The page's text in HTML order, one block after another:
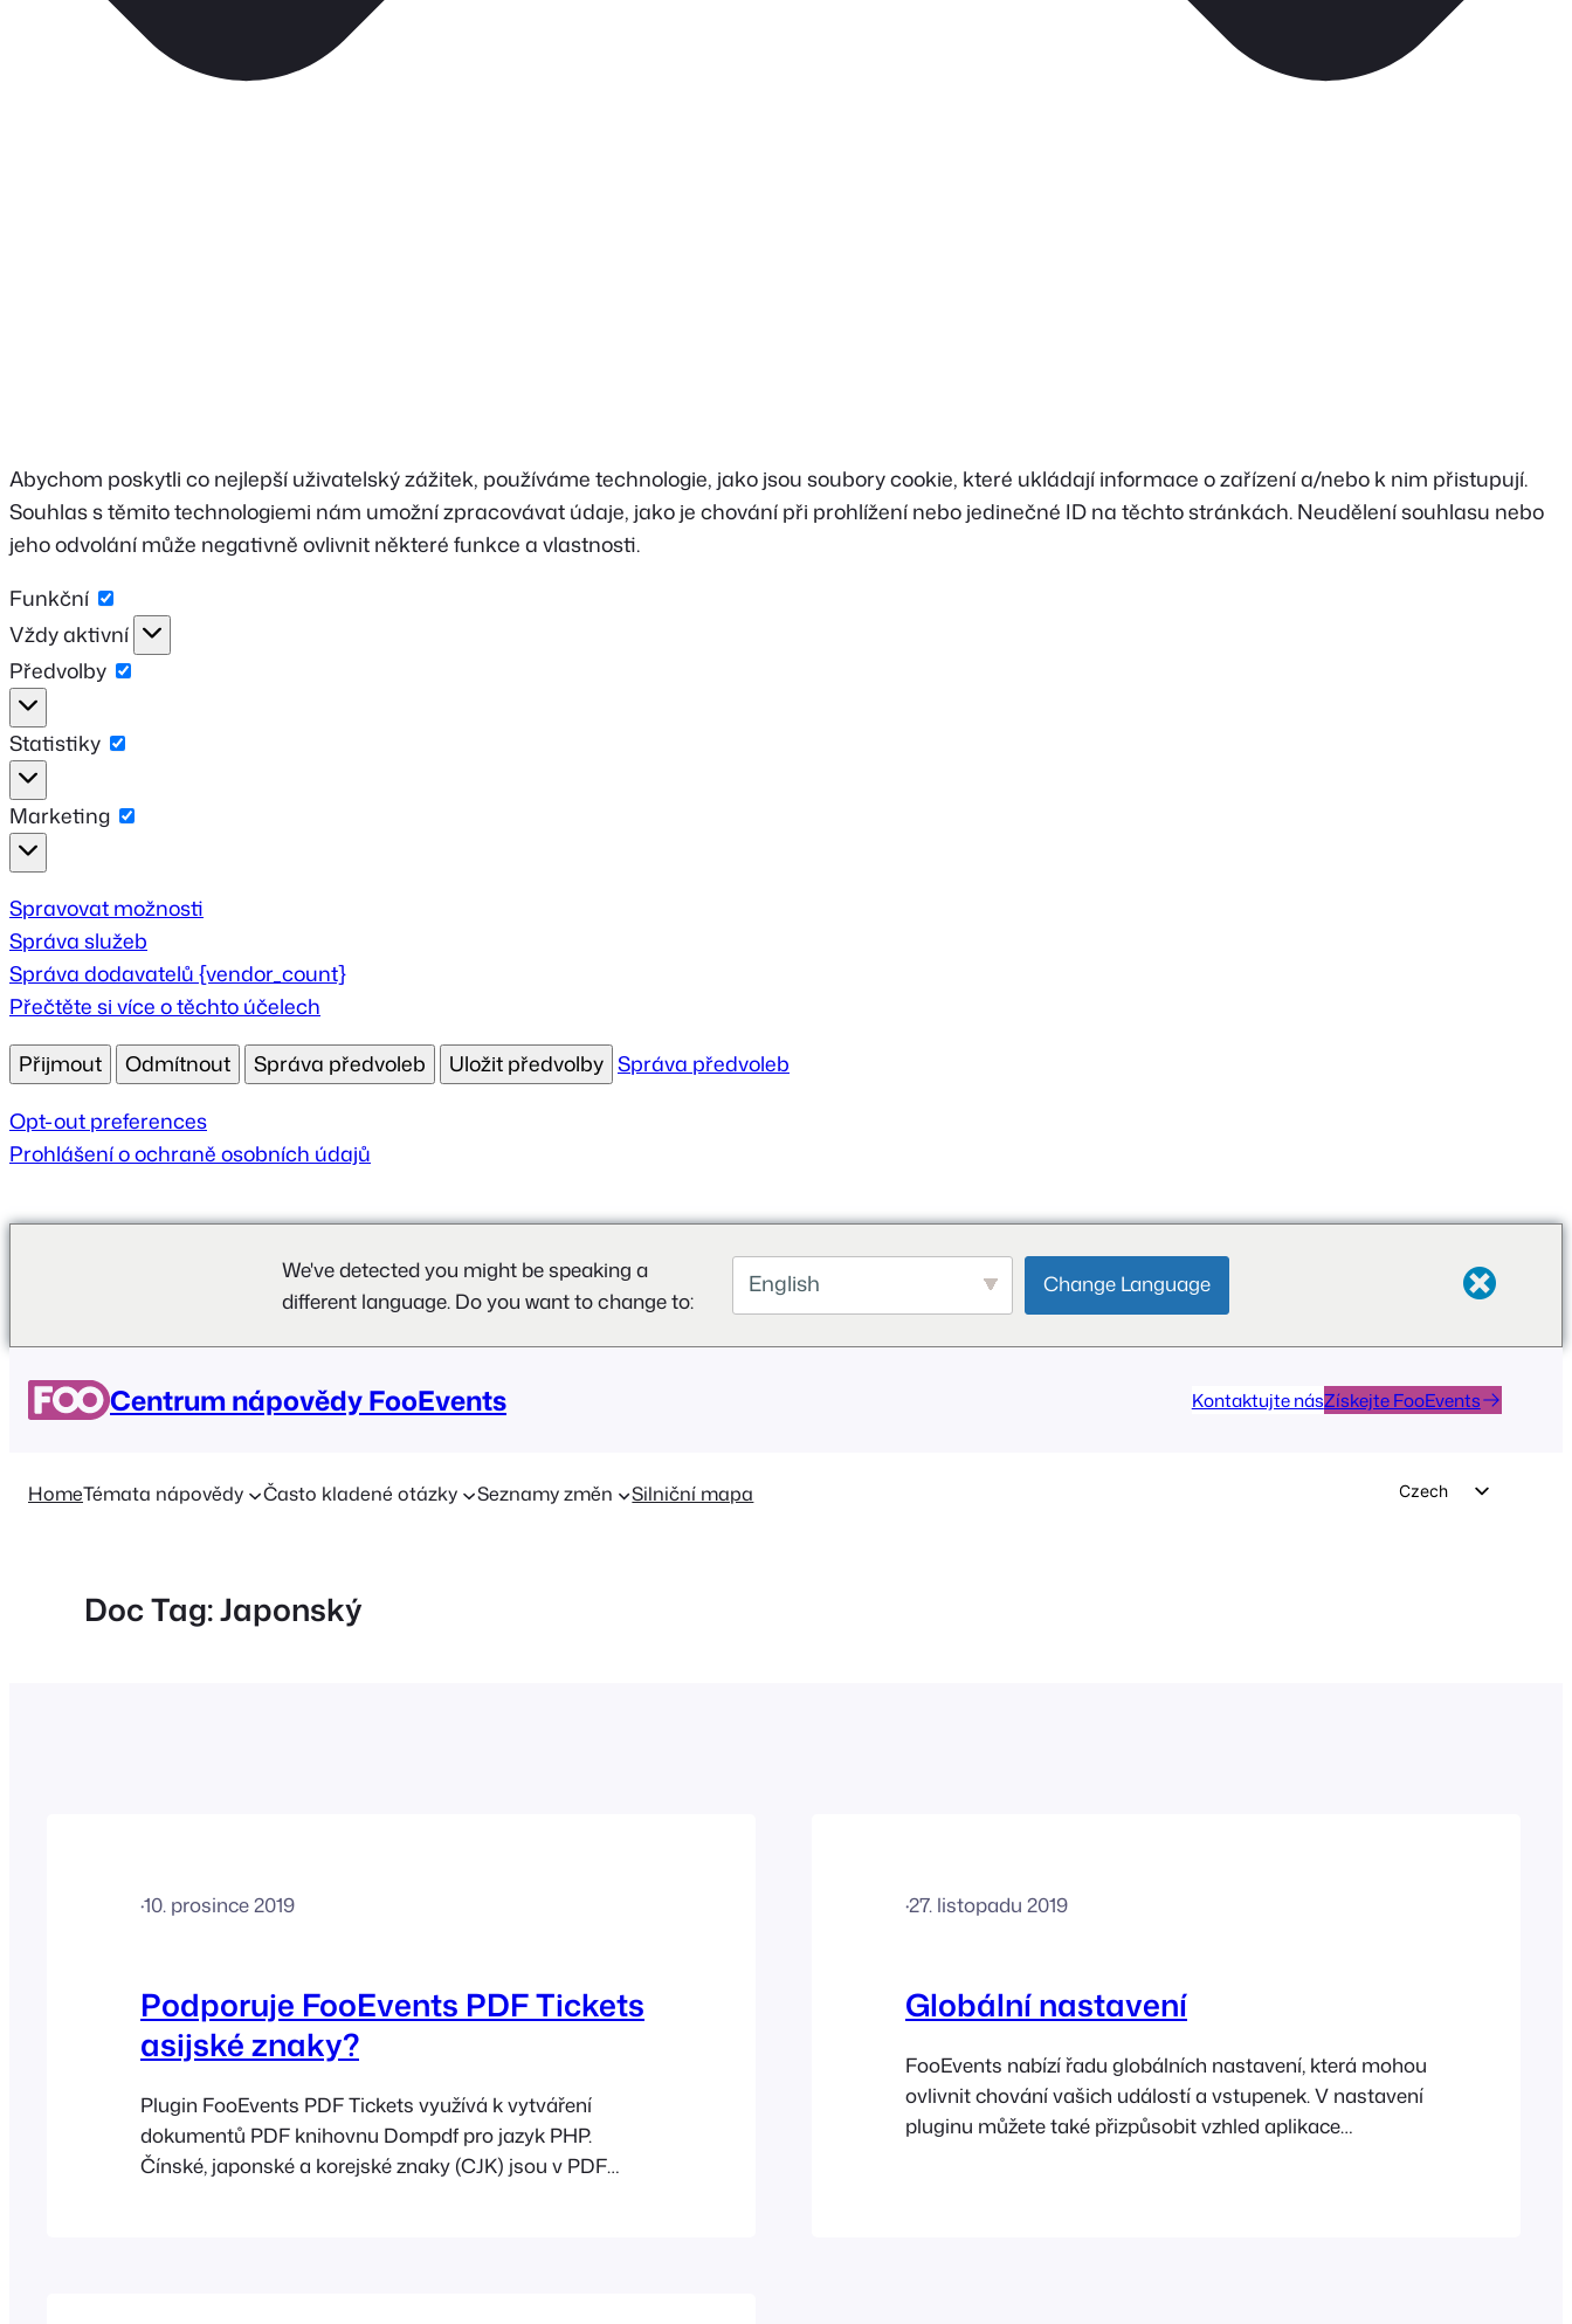
Abychom poskytli co nejlepší uživatelský zážitek, používáme technologie, jako jsou soubory cookie, které ukládají informace o zařízení a/nebo k nim přistupují.
Souhlas s těmito technologiemi nám umožní zpracovávat údaje, jako je chování při prohlížení nebo jedinečné ID na těchto stránkách. Neudělení souhlasu nebo
jeho odvolání může negativně ovlivnit některé funkce a vlastnosti.
Funkční
Funkční
Vždy aktivní
Předvolby
Předvolby
Statistiky
Statistiky
Marketing
Marketing
Spravovat možnosti
Správa služeb
Správa dodavatelů {vendor_count}
Přečtěte si více o těchto účelech
Přijmout
Odmítnout Správa předvoleb Uložit předvolby Správa předvoleb
Opt-out preferences
Prohlášení o ochraně osobních údajů
We've detected you might be speaking a
different language. Do you want to change to:
English Change Language
obsah
Centrum nápovědy FooEvents Kontaktujte násZískejte FooEvents
HomeTémata nápovědy Často kladené otázky Seznamy změn Silniční mapa
Czech
Doc Tag:Japonský
·10. prosince 2019
Podporuje FooEvents PDF Tickets
asijské znaky?
Plugin FooEvents PDF Tickets využívá k vytváření
dokumentů PDF knihovnu Dompdf pro jazyk PHP.
Čínské, japonské a korejské znaky (CJK) jsou v PDF
·27. listopadu 2019
Globální nastavení
FooEvents nabízí řadu globálních nastavení, která mohou
ovlivnit chování vašich událostí a vstupenek. V nastavení
pluginu můžete také přizpůsobit vzhled aplikace